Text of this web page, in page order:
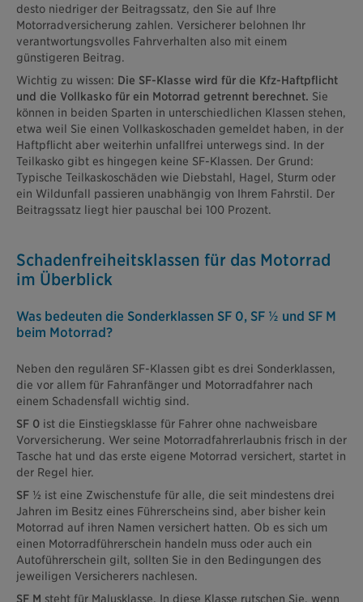
desto niedriger der Beitragssatz, den Sie auf Ihre
Motorradversicherung zahlen. Versicherer belohnen Ihr
verantwortungsvolles Fahrverhalten also mit einem
günstigeren Beitrag.
Wichtig zu wissen: Die SF-Klasse wird für die Kfz-Haftpflicht
und die Vollkasko für ein Motorrad getrennt berechnet. Sie
können in beiden Sparten in unterschiedlichen Klassen stehen,
etwa weil Sie einen Vollkaskoschaden gemeldet haben, in der
Haftpflicht aber weiterhin unfallfrei unterwegs sind. In der
Teilkasko gibt es hingegen keine SF-Klassen. Der Grund:
Typische Teilkaskoschäden wie Diebstahl, Hagel, Sturm oder
ein Wildunfall passieren unabhängig von Ihrem Fahrstil. Der
Beitragssatz liegt hier pauschal bei 100 Prozent.
Schadenfreiheits­klassen für das Motorrad
im Überblick
Was bedeuten die Sonderklassen SF 0, SF ½ und SF M
beim Motorrad?
Neben den regulären SF-Klassen gibt es drei Sonderklassen,
die vor allem für Fahranfänger und Motorradfahrer nach
einem Schadensfall wichtig sind.
SF 0 ist die Einstiegsklasse für Fahrer ohne nachweisbare
Vorversicherung. Wer seine Motorradfahrerlaubnis frisch in der
Tasche hat und das erste eigene Motorrad versichert, startet in
der Regel hier.
SF ½ ist eine Zwischenstufe für alle, die seit mindestens drei
Jahren im Besitz eines Führerscheins sind, aber bisher kein
Motorrad auf ihren Namen versichert hatten. Ob es sich um
einen Motorradführerschein handeln muss oder auch ein
Autoführerschein gilt, sollten Sie in den Bedingungen des
jeweiligen Versicherers nachlesen.
SF M steht für Malusklasse. In diese Klasse rutschen Sie, wenn